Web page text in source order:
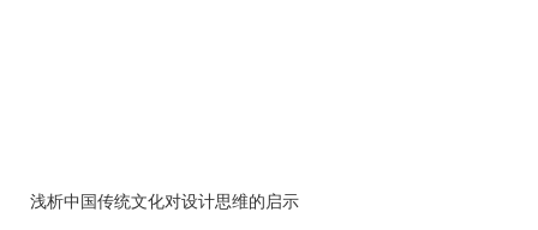
浅析中国传统文化对设计思维的启示